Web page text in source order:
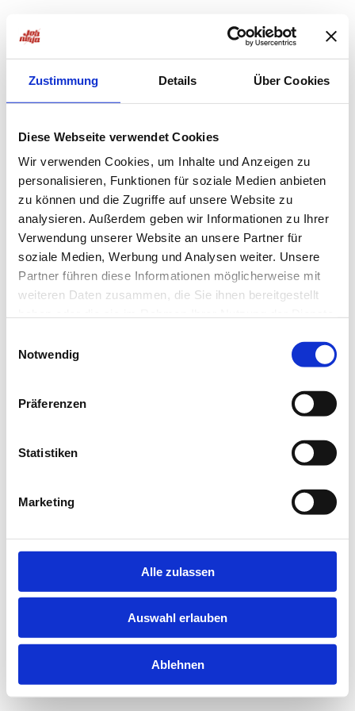
Zustimmung Details Über Cookies
Diese Webseite verwendet Cookies
Wir verwenden Cookies, um Inhalte und Anzeigen zu
personalisieren, Funktionen für soziale Medien anbieten
zu können und die Zugriffe auf unsere Website zu
analysieren. Außerdem geben wir Informationen zu Ihrer
Verwendung unserer Website an unsere Partner für
soziale Medien, Werbung und Analysen weiter. Unsere
Partner führen diese Informationen möglicherweise mit
weiteren Daten zusammen, die Sie ihnen bereitgestellt
Notwendig
Präferenzen
Statistiken
Marketing
Alle zulassen
Auswahl erlauben
Ablehnen
loadingjobninja.com
for more